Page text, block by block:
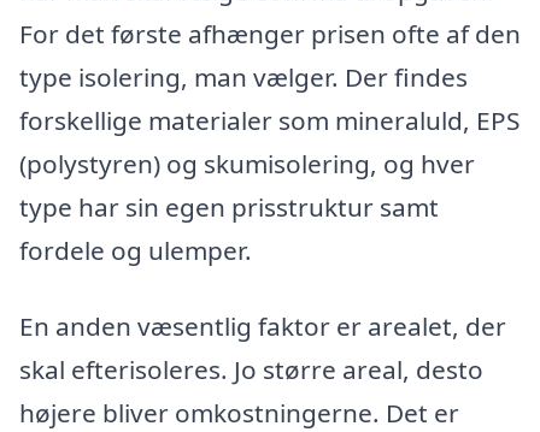
For det første afhænger prisen ofte af den
type isolering, man vælger. Der findes
forskellige materialer som mineraluld, EPS
(polystyren) og skumisolering, og hver
type har sin egen prisstruktur samt
fordele og ulemper.
En anden væsentlig faktor er arealet, der
skal efterisoleres. Jo større areal, desto
højere bliver omkostningerne. Det er